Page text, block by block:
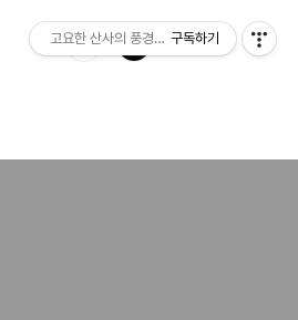
고요한 산사의 풍경소리구독하기